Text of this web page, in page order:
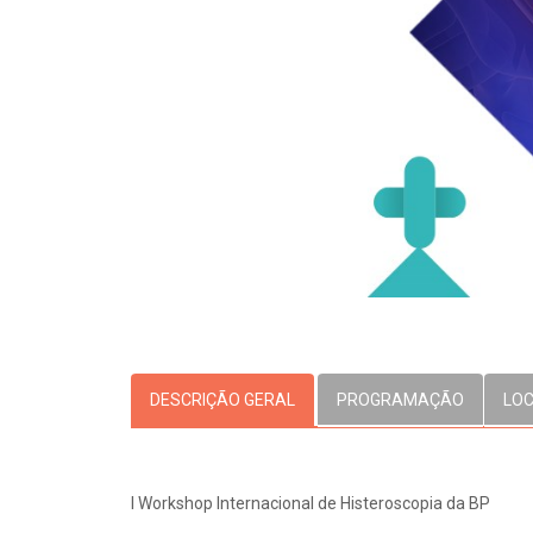
DESCRIÇÃO GERAL
I Workshop Internacional de Histeroscopia da BP
PROGRAMAÇÃO